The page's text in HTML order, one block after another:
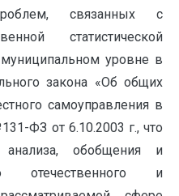
связанных с
статистической
уровне в
закона «Об общих
самоуправления в
ФЗ от 6.10.2003 г., что
анализа, обобщения и
отечественного и